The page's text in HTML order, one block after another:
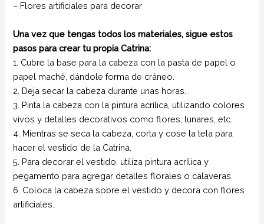
– Flores artificiales para decorar
Una vez que tengas todos los materiales, sigue estos
pasos para crear tu propia Catrina:
1. Cubre la base para la cabeza con la pasta de papel o
papel maché, dándole forma de cráneo.
2. Deja secar la cabeza durante unas horas.
3. Pinta la cabeza con la pintura acrílica, utilizando colores
vivos y detalles decorativos como flores, lunares, etc.
4. Mientras se seca la cabeza, corta y cose la tela para
hacer el vestido de la Catrina.
5. Para decorar el vestido, utiliza pintura acrílica y
pegamento para agregar detalles florales o calaveras.
6. Coloca la cabeza sobre el vestido y decora con flores
artificiales.